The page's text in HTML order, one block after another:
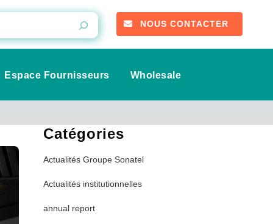
NOUS CONTACTER
Espace Fournisseurs Wholesale
Catégories
Actualités Groupe Sonatel
Actualités institutionnelles
annual report